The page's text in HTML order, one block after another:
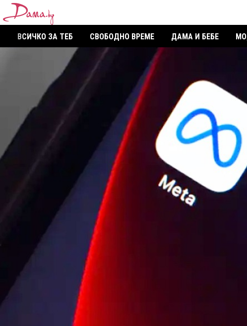
ВСИЧКО ЗА ТЕБ СВОБОДНО ВРЕМЕ ДАМА И БЕБЕ